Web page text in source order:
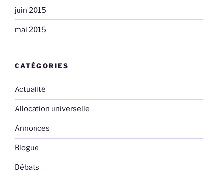
juin 2015
mai 2015
CATÉGORIES
Actualité
Allocation universelle
Annonces
Blogue
Débats